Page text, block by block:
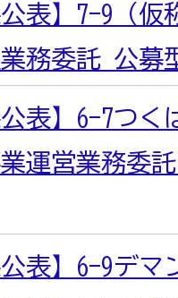
公表】7-9（
務委託 公募
公表】6-7つ
運営業務委
公表】6-9デ